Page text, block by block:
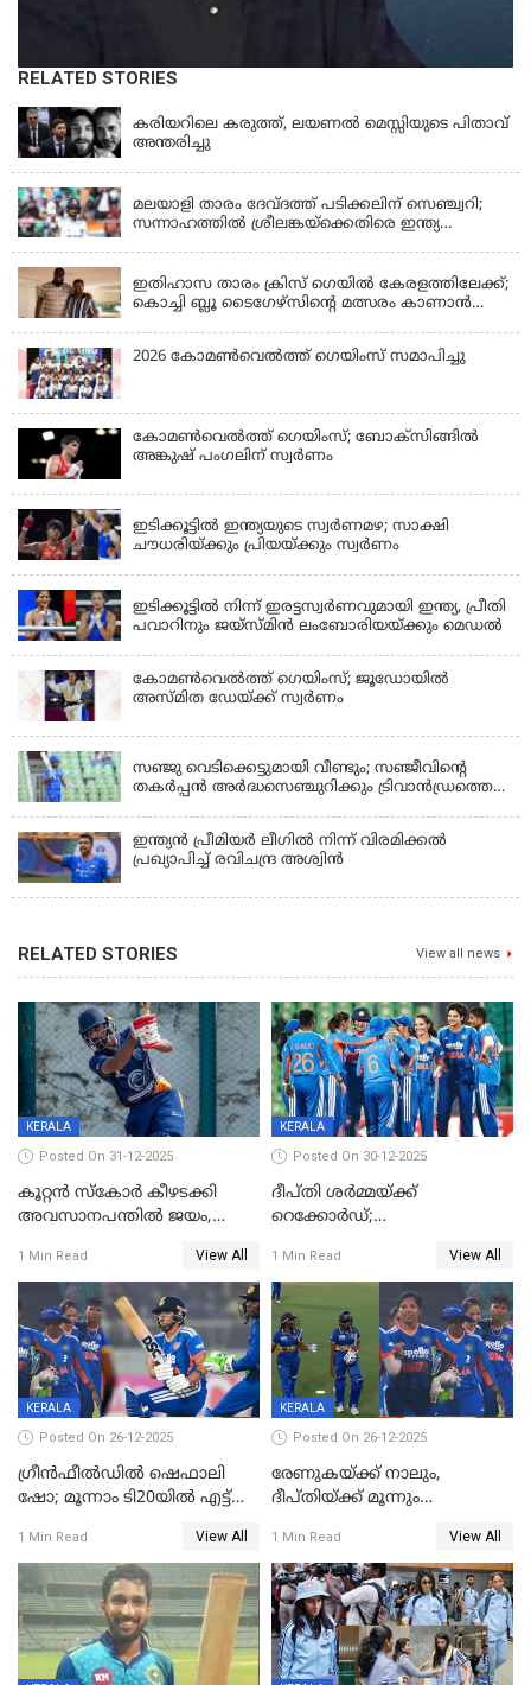
RELATED STORIESLATEST NEWS
കരിയറിലെ കരുത്ത്, ലയണൽ മെസ്സിയുടെ പിതാവ്
അന്തരിച്ചു
മലയാളി താരം ദേവ്ദത്ത് പടിക്കലിന് സെഞ്ച്വറി;
സന്നാഹത്തില്‍ ശ്രീലങ്കയ്‌ക്കെതിരെ ഇന്ത്യ
ഇതിഹാസ താരം ക്രിസ് ഗെയിൽ കേരളത്തിലേക്ക്;
കൊച്ചി ബ്ലൂ ടൈഗേഴ്സിന്റെ മത്സരം കാണാൻ
2026 കോമണ്‍വെല്‍ത്ത് ഗെയിംസ് സമാപിച്ചു
കോമണ്‍വെല്‍ത്ത് ഗെയിംസ്; ബോക്‌സിങ്ങില്‍
അങ്കുഷ് പംഗലിന് സ്വര്‍ണം
ഇടിക്കൂട്ടിൽ ഇന്ത്യയുടെ സ്വർണമഴ; സാക്ഷി
ചൗധരിയ്ക്കും പ്രിയയ്ക്കും സ്വർണം
ഇടിക്കൂട്ടിൽ നിന്ന് ഇരട്ടസ്വർണവുമായി ഇന്ത്യ, പ്രീതി
പവാറിനും ജയ്സ്മിന്‍ ലംബോരിയയ്ക്കും മെഡൽ
കോമണ്‍വെല്‍ത്ത് ഗെയിംസ്; ജൂഡോയിൽ
അസ്മിത ഡേയ്ക്ക് സ്വർണം
സഞ്ജു വെടിക്കെട്ടുമായി വീണ്ടും; സഞ്ജീവിന്‍റെ
തകർപ്പൻ അർദ്ധസെഞ്ചുറിക്കും ട്രിവാൻഡ്രത്തെ
ഇന്ത്യന്‍ പ്രീമിയര്‍ ലീഗില്‍ നിന്ന് വിരമിക്കല്‍
പ്രഖ്യാപിച്ച് രവിചന്ദ്ര അശ്വിന്‍
RELATED STORIES View all news
KERALA
Posted On 31-12-2025
കൂറ്റൻ സ്കോർ കീഴടക്കി
അവസാനപന്തിൽ ജയം,
1 Min Read View All
KERALA
Posted On 30-12-2025
ദീപ്തി ശർമ്മയ്ക്ക്
റെക്കോർഡ്;
ടി20 പരമ്പര തൂത്തുവാരി
ഇന്ത്യ
1 Min Read View All
KERALA
Posted On 26-12-2025
ഗ്രീന്‍ഫീല്‍ഡില്‍ ഷെഫാലി
ഷോ; മൂന്നാം ടി20യിൽ എട്ട്
വനിതകള്‍ക്കെതിരായ ടി20
പരമ്പര ഇന്ത്യക്ക്
1 Min Read View All
KERALA
Posted On 26-12-2025
രേണുകയ്ക്ക് നാലും,
ദീപ്തിയ്ക്ക് മൂന്നും
ടി20യിലും ശ്രീലങ്കയ്ക്ക്
ബാറ്റിംഗ് തകര്‍ച്ച; ഇന്ത്യയ്ക്ക്
വിജയലക്ഷ്യം 113 റൺസ്
1 Min Read View All